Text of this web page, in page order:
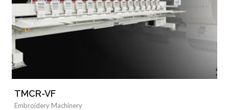
TMCR-VF
Embroidery Machinery